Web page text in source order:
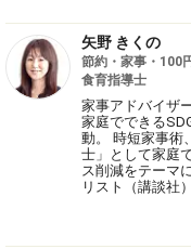
矢野 きくの
節約・家事・100
食育指導士
家事アドバイザ
家庭でできる
動。 時短家事術
士」として家庭
ス削減をテーマ
リスト（講談社